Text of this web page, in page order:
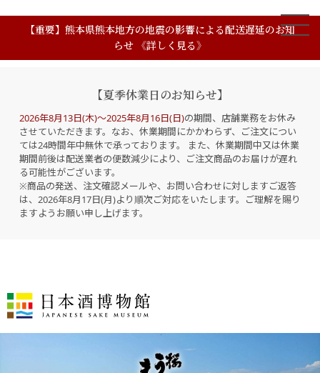
【重要】熊本県熊本地方の地震の影響による配送遅延のお知
らせ 《詳しく見る》
【夏季休業日のお知らせ】
2026年8月13日(木)～2025年8月16日(日)の期間、店舗業務をお休み
させていただきます。なお、休業期間にかかわらず、ご注文につい
ては24時間年中無休で承っております。 また、休業期間中又は休業
期間前後は配送業者の便数減少により、ご注文商品のお届けが遅れ
る可能性がございます。
※商品の発送、注文確認メールや、お問い合わせに対しますご返答
は、2026年8月17日(月)より順次ご対応をいたします。ご理解を賜り
ますようお願い申し上げます。